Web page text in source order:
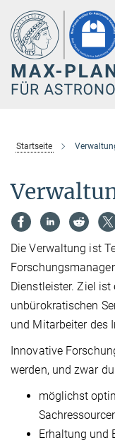
Hauptinhalt
Startseite
Die Verwaltung ist
Dienstleister. Ziel
unbürokratischen
und Mitarbeiter des
Innovative
werden, und zwar
möglichst
Erhaltung und